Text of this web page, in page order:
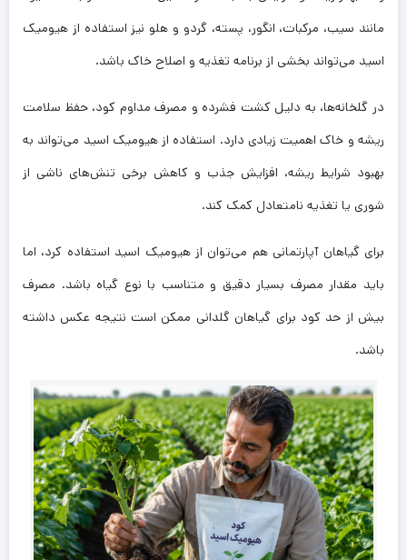
مانند سیب، مرکبات، انگور، پسته، گردو و هلو نیز استفاده از هیومیک
اسید می‌تواند بخشی از برنامه تغذیه و اصلاح خاک باشد.
در گلخانه‌ها، به دلیل کشت فشرده و مصرف مداوم کود، حفظ سلامت
ریشه و خاک اهمیت زیادی دارد. استفاده از هیومیک اسید می‌تواند به
بهبود شرایط ریشه، افزایش جذب و کاهش برخی تنش‌های ناشی از
شوری یا تغذیه نامتعادل کمک کند.
برای گیاهان آپارتمانی هم می‌توان از هیومیک اسید استفاده کرد، اما
باید مقدار مصرف بسیار دقیق و متناسب با نوع گیاه باشد. مصرف
بیش از حد کود برای گیاهان گلدانی ممکن است نتیجه عکس داشته
باشد.